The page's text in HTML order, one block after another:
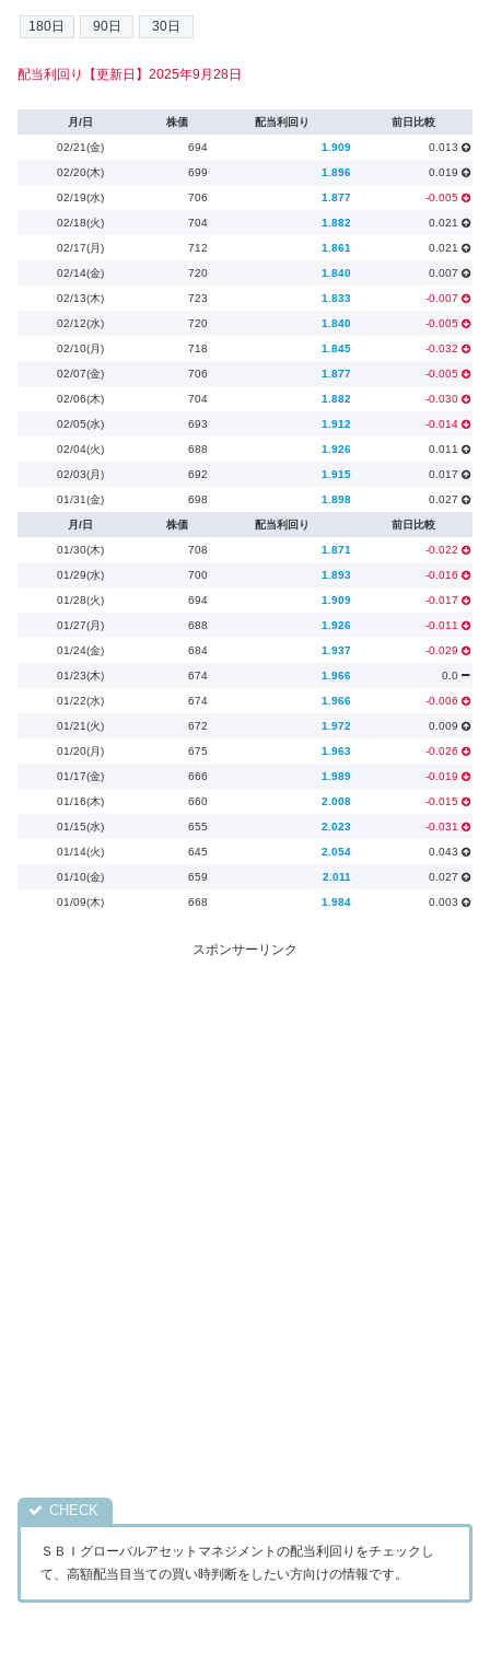
配当利回り【更新日】2025年9月28日
月/日 株価 配当利回り 前日比較
02/21(金) 694 1.909 0.013
02/20(木) 699 1.896 0.019
02/19(水) 706 1.877 -0.005
02/18(火) 704 1.882 0.021
02/17(月) 712 1.861 0.021
02/14(金) 720 1.840 0.007
02/13(木) 723 1.833 -0.007
02/12(水) 720 1.840 -0.005
02/10(月) 718 1.845 -0.032
02/07(金) 706 1.877 -0.005
02/06(木) 704 1.882 -0.030
02/05(水) 693 1.912 -0.014
02/04(火) 688 1.926 0.011
02/03(月) 692 1.915 0.017
01/31(金) 698 1.898 0.027
月/日 株価 配当利回り 前日比較
01/30(木) 708 1.871 -0.022
01/29(水) 700 1.893 -0.016
01/28(火) 694 1.909 -0.017
01/27(月) 688 1.926 -0.011
01/24(金) 684 1.937 -0.029
01/23(木) 674 1.966 0.0
01/22(水) 674 1.966 -0.006
01/21(火) 672 1.972 0.009
01/20(月) 675 1.963 -0.026
01/17(金) 666 1.989 -0.019
01/16(木) 660 2.008 -0.015
01/15(水) 655 2.023 -0.031
01/14(火) 645 2.054 0.043
01/10(金) 659 2.011 0.027
01/09(木) 668 1.984 0.003
スポンサーリンク
ＳＢＩグローバルアセットマネジメントの配当利回りをチェックし
て、高額配当目当ての買い時判断をしたい方向けの情報です。